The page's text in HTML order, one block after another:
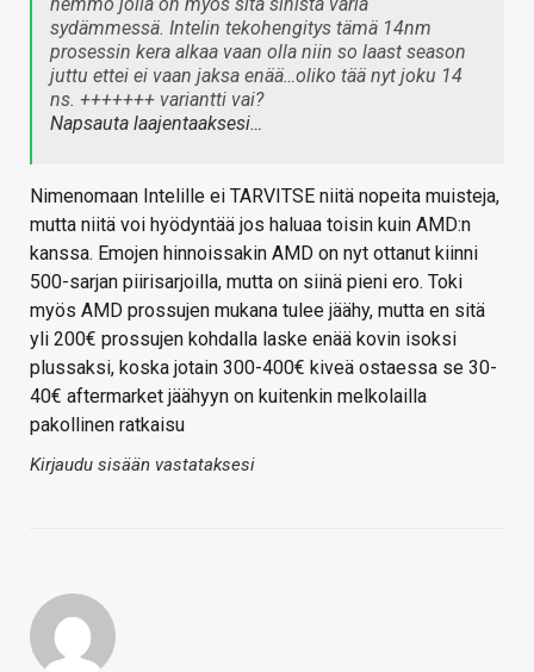
sydämmessä. Intelin tekohengitys tämä 14nm
prosessin kera alkaa vaan olla niin so laast season
juttu ettei ei vaan jaksa enää…oliko tää nyt joku 14
ns. +++++++ variantti vai?
Napsauta laajentaaksesi…
Nimenomaan Intelille ei TARVITSE niitä nopeita muisteja,
mutta niitä voi hyödyntää jos haluaa toisin kuin AMD:n
kanssa. Emojen hinnoissakin AMD on nyt ottanut kiinni
500-sarjan piirisarjoilla, mutta on siinä pieni ero. Toki
myös AMD prossujen mukana tulee jäähy, mutta en sitä
yli 200€ prossujen kohdalla laske enää kovin isoksi
plussaksi, koska jotain 300-400€ kiveä ostaessa se 30-
40€ aftermarket jäähyyn on kuitenkin melkolailla
pakollinen ratkaisu
Kirjaudu sisään vastataksesi